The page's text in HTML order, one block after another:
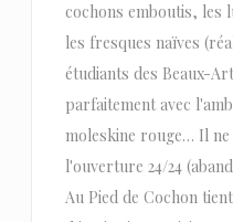
cochons emboutis, les
les fresques naïves
étudiants des Beaux-
parfaitement avec
moleskine rouge… Il
l'ouverture 24/24
Au Pied de Cochon